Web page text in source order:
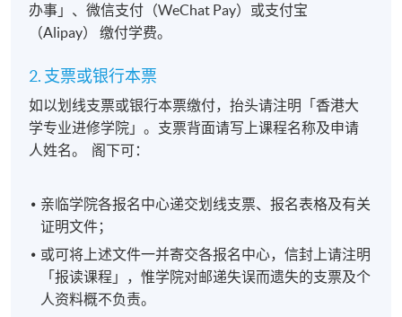
办事」、微信支付（WeChat Pay）或支付宝
（Alipay） 缴付学费。
2. 支票或银行本票
如以划线支票或银行本票缴付，抬头请注明「香港大
学专业进修学院」。支票背面请写上课程名称及申请
人姓名。 阁下可：
亲临学院各报名中心递交划线支票、报名表格及有关
证明文件；
或可将上述文件一并寄交各报名中心，信封上请注明
「报读课程」，惟学院对邮递失误而遗失的支票及个
人资料概不负责。